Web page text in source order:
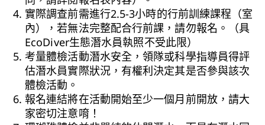
實際調查前需進行2.5-3小時的行前訓練課程（室
內），若無法完整配合行前課，請勿報名。（具
EcoDiver生態潛水員執照不受此限）
考量體檢活動潛水安全，領隊或科學指導員得評
估潛水員實際狀況，有權利決定其是否參與該次
體檢活動。
報名連結將在活動開始至少一個月前開放，請大
家密切注意唷！